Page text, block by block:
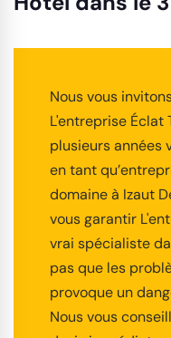
Nous vous
L'entreprise Éclat
plusieurs années
en tant
domaine à Izaut
vous garantir
vrai spécialiste
pas que les
provoque un
Nous vous